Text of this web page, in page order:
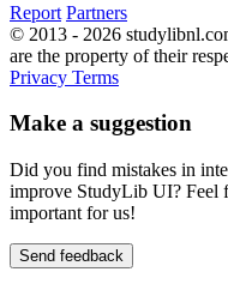
Report Partners
© 2013 - 2026
are the property of their
Privacy Terms
Make a suggestion
Did you find mistakes in
improve StudyLib UI? Feel
important for us!
Send feedback